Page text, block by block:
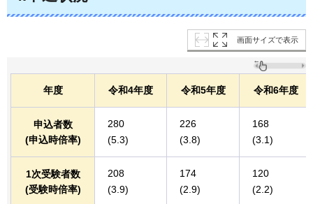
画面サイズで表示
年度 令和4年度 令和5年度 令和6年度
申込者数
(申込時倍率)
280
(5.3)
226
(3.8)
168
(3.1)
1次受験者数
(受験時倍率)
208
(3.9)
174
(2.9)
120
(2.2)